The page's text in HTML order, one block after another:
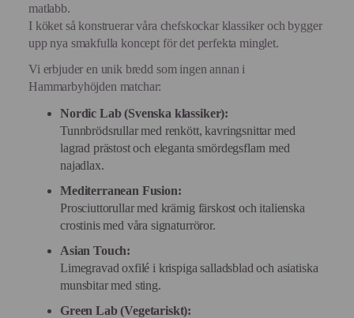
matlabb.
I köket så konstruerar våra chefskockar klassiker och bygger
upp nya smakfulla koncept för det perfekta minglet.
Vi erbjuder en unik bredd som ingen annan i
Hammarbyhöjden matchar:
Nordic Lab (Svenska klassiker):
Tunnbrödsrullar med renkött, kavringsnittar med
lagrad prästost och eleganta smördegsflarn med
najadlax.
Mediterranean Fusion:
Prosciuttorullar med krämig färskost och italienska
crostinis med våra signaturröror.
Asian Touch:
Limegravad oxfilé i krispiga salladsblad och asiatiska
munsbitar med sting.
Green Lab (Vegetariskt):